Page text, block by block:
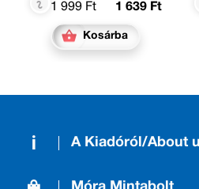
1 999 Ft
1 639 Ft
Kosárba
A Kiadóról/About